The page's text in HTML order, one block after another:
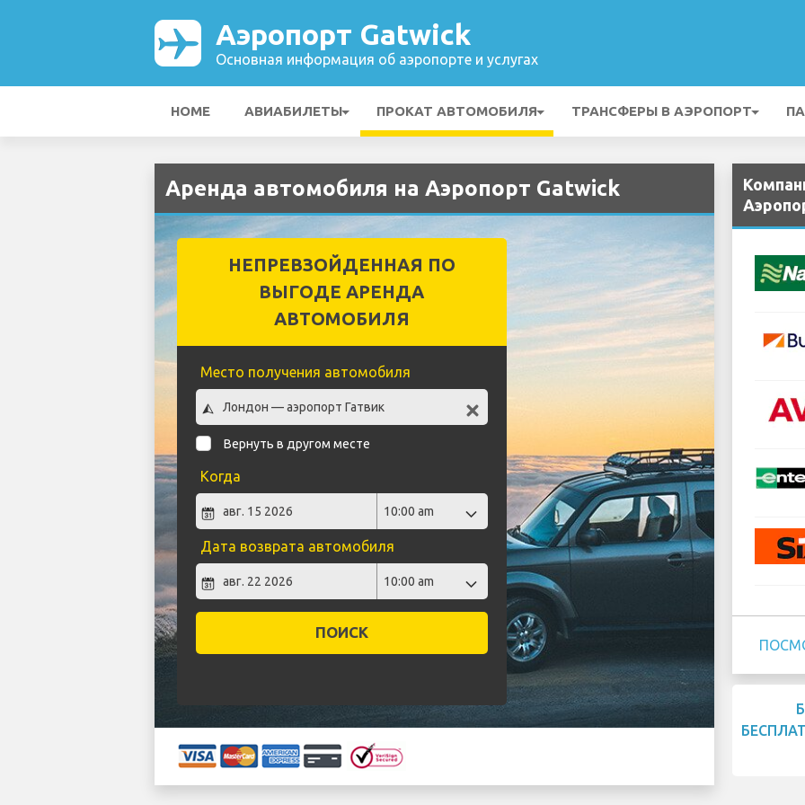
Аэропорт Gatwick
Основная информация об аэропорте и услугах
HOME АВИАБИЛЕТЫ ПРОКАТ АВТОМОБИЛЯ ТРАНСФЕРЫ В АЭРОПОРТ
Аренда автомобиля на Аэропорт Gatwick
НЕПРЕВЗОЙДЕННАЯ ПО
ВЫГОДЕ АРЕНДА
АВТОМОБИЛЯ
Место получения автомобиля
Вернуть в другом месте
Когда
Дата возврата автомобиля
ПОИСК